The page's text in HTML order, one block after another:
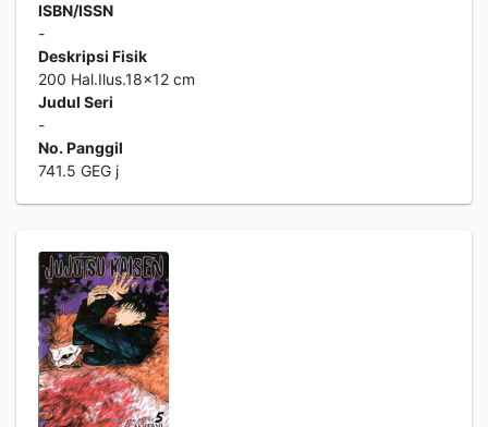
ISBN/ISSN
-
Deskripsi Fisik
200 Hal.Ilus.18x12 cm
Judul Seri
-
No. Panggil
741.5 GEG j